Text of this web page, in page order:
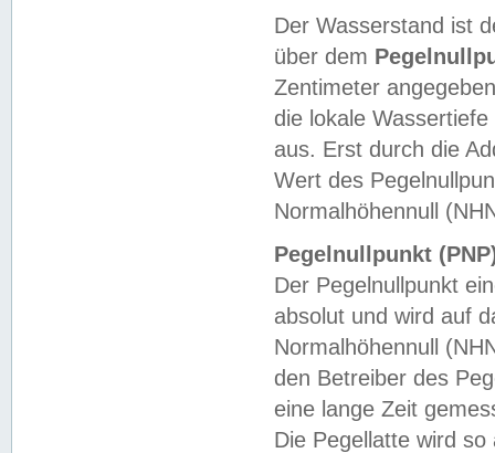
Der Wasserstand ist
über dem
Zentimeter
die lokale
aus. Erst durch die
Wert des
Normalhöhennull
Pegelnullpunkt
Der Pegelnullpunkt
absolut und wird auf
Normalhöhennull
den Betreiber des
eine lange Zeit
Die Pegellatte wird